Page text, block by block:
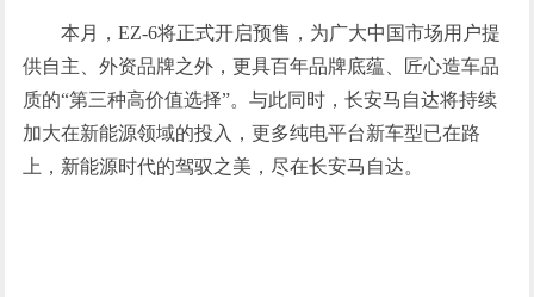
本月，EZ-6将正式开启预售，为广大中国市场用户提
供自主、外资品牌之外，更具百年品牌底蕴、匠心造车品
质的“第三种高价值选择”。与此同时，长安马自达将持续
加大在新能源领域的投入，更多纯电平台新车型已在路
上，新能源时代的驾驭之美，尽在长安马自达。